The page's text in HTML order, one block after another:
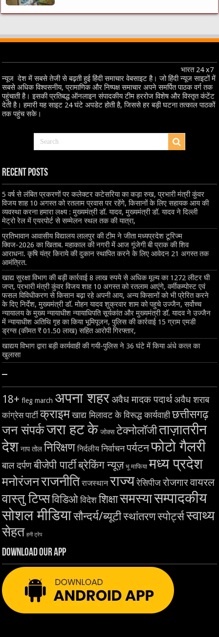
भारत 24 x7
न्यूज देश में सबसे तेजी से बढ़ती हुई हिंदी समाचार वेबसाइट है। जो हिंदी न्यूज साइटों में
सबसे अधिक विश्वसनीय, प्रामाणिक और निष्पक्ष समाचार अपने समर्पित पाठक वर्ग तक
पहुंचाती है। इसकी प्रतिबद्ध ऑनलाइन संपादकीय टीम हररोज विशेष और विस्तृत कंटेंट
देती है। हमारी यह साइट 24 घंटे अपडेट होती है, जिससे हर बड़ी घटना तत्काल पाठकों
तक पहुंच सके।
Recent Posts
5 वर्ष से लंबित प्रकरणों पर कलेक्टर कटेसरिया का कड़ा रुख, प्रभारी मंत्री कुंवर
विजय शाह 10 अगस्त को रतलाम प्रवास पर रहेंगे, किसानों के लिए सहायक आय की
व्यवस्था करना हमारा लक्ष्य : मुख्यमंत्री डॉ. यादव, मुख्यमंत्री डॉ. यादव ने दिल्ली
मेट्रो रेल में एयरपोर्ट से सम्मेलन स्थल तक की यात्रा,
प्रतिभावान आवासीय विद्यालय लालपुर की टीम ने जीता मध्यप्रदेश टूरिज्म
क्विज-2026 का खिताब. महाकाल की नगरी में आज गूंजेगी बी प्राक की शिव
आराधना. कृषि यंत्र किराये की दुकान स्थापित करने के लिए आवेदन 21 अगस्त तक
आमंत्रित.
खाद्य सुरक्षा विभाग की बड़ी कार्रवाई 8 लाख रुपये से अधिक मूल्य का 1272 लीटर घी
जप्त, प्रभारी मंत्री कुंवर विजय शाह 10 अगस्त को रतलाम आएंगे, वर्मीकम्पोस्ट एवं
फसल विविधीकरण से किसान बढ़ा रहे अपनी आय, अन्य किसानों को भी प्रेरित करने
के दिए निर्देश, मुख्यमंत्री डॉ. मोहन यादव शुक्रवार शाम को पहुचे उज्जैन, सर्वोच्च
न्यायालय के मुख्‍य न्‍यायाधीश न्यायाधिपति सूर्यकांत और मुख्यमंत्री डॉ. यादव ने उज्जैन
में न्यायाधीश अतिथि गृह का किया भूमिपूजन, पुलिस की कार्रवाई 15 ग्राम एमडी
ड्रग्स (कीमत ₹ 01.50 लाख) सहित आरोपी गिरफ्तार,
खाद्यय विभाग द्वारा बड़ी कार्यवाही की गयी-पुलिस ने 36 घंटे में किया अंधे कत्ल का
खुलासा
–
18+ fleg march अपना शहरअवैध मादक पदार्थअवैध शराब
कांग्रेस पार्टी क्राइमखाद्य मिलावट के विरूद्ध कार्यवाहीछत्तीसगढ़
जन संपर्कजरा हट के जोक्स टेक्नोलॉजीताज़ातरीन
देश नाप तोल निरिक्षण निर्दलीय निर्वाचनपर्यटनफोटो गैलरी
बाल दर्पणबीजेपी पार्टीब्रेकिंग न्यूज़ भू माफिया मध्य प्रदेश
मनोरंजनराजनीति राजस्थान राज्यरेसिपीज रोजगारवायरल
वास्तु टिप्सविडिओ विदेश शिक्षासमस्यासम्पादकीय
सोशल मीडियासौन्दर्य/ब्यूटीस्थांतरणस्पोर्ट्सस्वाथ्य
सेहत हनी ट्रेप
Download Our App